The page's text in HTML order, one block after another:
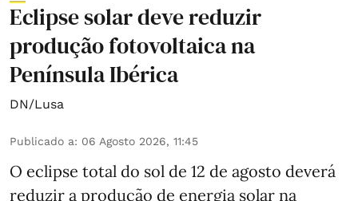
Eclipse solar deve reduzir
produção fotovoltaica na
Península Ibérica
DN/Lusa
Publicado a: 06 Agosto 2026, 11:45
O eclipse total do sol de 12 de agosto deverá
reduzir a produção de energia solar na